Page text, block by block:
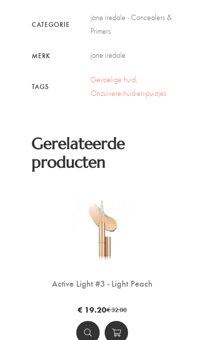
CATEGORIE
jane iredale - Concealers &
Primers
MERK jane iredale
TAGS
Gevoelige huid
Onzuivere-huid-en-puistjes
Gerelateerde
producten
Active Light #3 - Light Peach
€ 19.20€ 32.00